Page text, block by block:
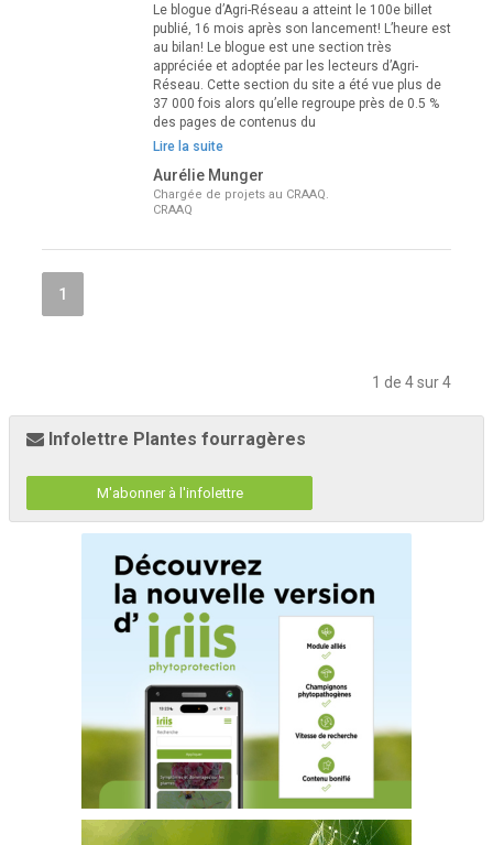
Le blogue d’Agri-Réseau a atteint le 100e billet
publié, 16 mois après son lancement! L’heure est
au bilan! Le blogue est une section très
appréciée et adoptée par les lecteurs d’Agri-
Réseau. Cette section du site a été vue plus de
37 000 fois alors qu’elle regroupe près de 0.5 %
des pages de contenus du
Lire la suite
Aurélie Munger
Chargée de projets au CRAAQ.
CRAAQ
1
1 de 4 sur 4
Infolettre Plantes fourragères
M'abonner à l'infolettre